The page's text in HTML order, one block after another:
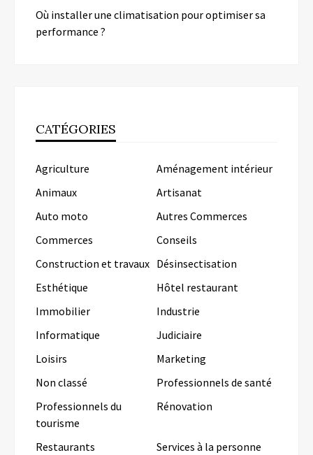
Où installer une climatisation pour optimiser sa
performance ?
CATÉGORIES
Agriculture
Aménagement intérieur
Animaux
Artisanat
Auto moto
Autres Commerces
Commerces
Conseils
Construction et travaux Désinsectisation
Esthétique
Hôtel restaurant
Immobilier
Industrie
Informatique
Judiciaire
Loisirs
Marketing
Non classé
Professionnels de santé
Professionnels du
tourisme
Rénovation
Restaurants
Services à la personne